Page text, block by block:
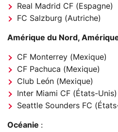
Real Madrid CF (Espagne)
FC Salzburg (Autriche)
Amérique du Nord,
CF Monterrey (Mexique)
CF Pachuca (Mexique)
Club León (Mexique)
Inter Miami CF (États-Unis)
Seattle Sounders FC
Océanie :